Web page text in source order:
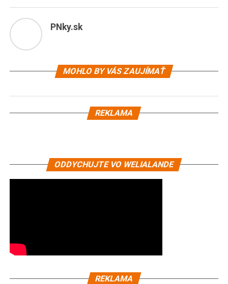
PNky.sk
MOHLO BY VÁS ZAUJÍMAŤ
REKLAMA
ODDYCHUJTE VO WELIALANDE
REKLAMA